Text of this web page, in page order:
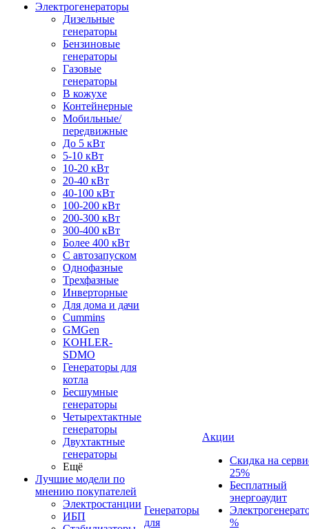
Электрогенераторы
Дизельные
генераторы
Бензиновые
генераторы
Газовые
генераторы
В кожухе
Контейнерные
Мобильные/
передвижные
До 5 кВт
5-10 кВт
10-20 кВт
20-40 кВт
40-100 кВт
100-200 кВт
200-300 кВт
300-400 кВт
Более 400 кВт
С автозапуском
Однофазные
Трехфазные
Инверторные
Для дома и дачи
Cummins
GMGen
KOHLER-
SDMO
Генераторы для
котла
Бесшумные
генераторы
Четырехтактные
генераторы
Двухтактные
генераторы
Ещё
Лучшие модели по
мнению покупателей
Электростанции
ИБП
Генераторы
для
Акции
Скидка на
25%
Бесплатный
энергоаудит
%